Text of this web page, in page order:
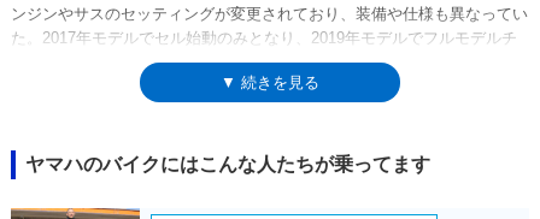
ンジンやサスのセッティングが変更されており、装備や仕様も異なってい
た。2017年モデルでセル始動のみとなり、2019年モデルでフルモデルチ
ェンジされ、フレームから一新された。2021年モデルでは、圧縮比を
13.0：1までアップさせた新エンジンを採用し、フレームもYZ450F用をベ
YZ450FXも2024年モデルで一新された。吸気経路などを見直した新エン
ジンは、クロスカントリーレースに最適化された専用ECU（エンジンコン
トロールユニット）を採用。従来のコイルスプリングから皿バネ式となっ
▼ 続きを見る
ヤマハのバイクにはこんな人たちが乗ってます